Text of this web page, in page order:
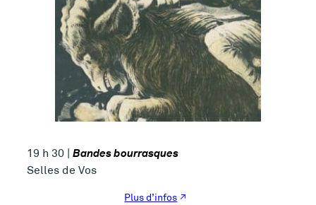
19 h 30 | Bandes bourrasques
Selles de Vos
Plus d’infos